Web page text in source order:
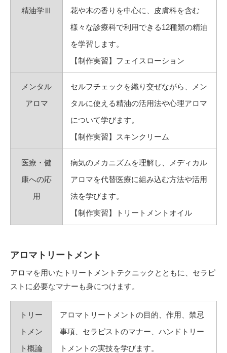
精油学Ⅲ
花や木の香りを中心に、皮膚科を含む
様々な診療科で利用できる12種類の精油
を学習します。
【制作実習】フェイスローション
メンタル
アロマ
セルフチェックを織り交ぜながら、メン
タルに使える精油の活用法や心理アロマ
について学びます。
【制作実習】スキンクリーム
医療・健
康への応
用
病気のメカニズムを理解し、メディカル
アロマを代替医療に組み込む方法や活用
法を学びます。
【制作実習】トリートメントオイル
アロマトリートメント
アロマを用いたトリートメントテクニックとともに、セラピ
ストに必要なマナーも身につけます。
トリー
トメン
ト概論
アロマトリートメントの目的、作用、禁忌
事項、セラピストのマナー、ハンドトリー
トメントの実技を学びます。